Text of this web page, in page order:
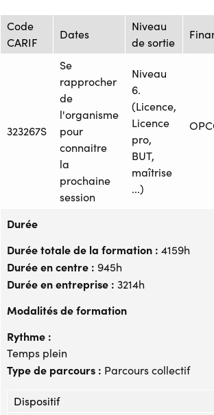
Code
CARIF
Dates
Niveau
de sortie
323267S
Se
rapprocher
de
l'organisme
pour
connaitre
la
prochaine
session
Niveau
6.
(Licence,
Licence
pro,
BUT,
maîtrise
...)
Durée
Durée totale de la formation : 4159h
Durée en centre : 945h
Durée en entreprise : 3214h
Modalités de formation
Rythme :
Temps plein
Type de parcours : Parcours collectif
Dispositif